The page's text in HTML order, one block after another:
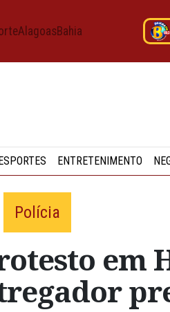
AlagoasBahia
ENTRETENIMENTO
Polícia
em